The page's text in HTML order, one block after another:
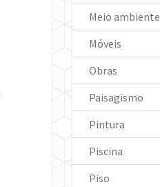
Meio ambiente
Móveis
Obras
Paisagismo
Pintura
Piscina
Piso